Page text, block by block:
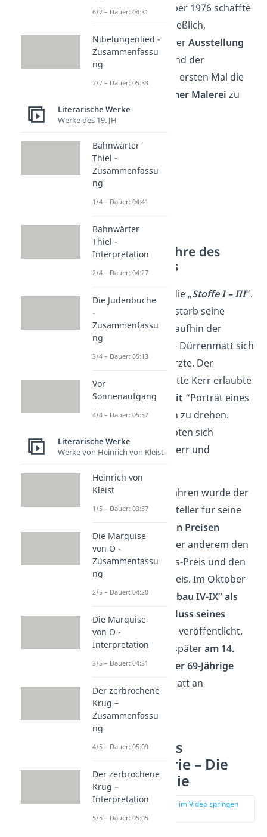
privat gehalten. Aber 1976 schaffte
es ein Freund schließlich,
Dürrenmatt zu einerAusstellung
zu überreden — und der
Öffentlichkeit zum ersten Mal die
Bewunderung seiner Malerei zu
erlauben.
Die letzten Jahre des
Schriftstellers
1981 erschienen die „Stoffe I – III“.
Zwei Jahre darauf starb seine
geliebte Frau, woraufhin der
schwer getroffene Dürrenmatt sich
in seine Arbeit stürzte. Der
Journalistin Charlotte Kerr erlaubte
er, dasFilmportrait “Porträt eines
Planeten” über ihn zu drehen.
Unerwartet verliebten sich
Dürrenmatt und Kerr und
In seinen letzten Jahren wurde der
Schweizer Schriftsteller für seine
mit weiteren Preisen
geehrt
, erhielt unter anderem den
Schiller-Gedächtnis-Preis und den
Georg-Büchner-Preis. Im Oktober
1990 wurde“Turmbau IV-IX” als
vorläufiger Abschluss seines
“Stoffe-Projektes”
veröffentlicht.
Nur zwei Monate späteram 14.
Dezember starb der 69-Jährige
Friedrich Dürrenmatt an
Herzversagen.
Dürrenmatts
Dramatheorie – Die
Tragikomödie
zur Stelle im Video springen
(01:57)
6/7 – Dauer: 04:31
Nibelungenlied -
Zusammenfassu
ng
7/7 – Dauer: 05:33
Literarische Werke
Werke des 19. JH
Bahnwärter
Thiel -
Zusammenfassu
ng
1/4 – Dauer: 04:41
Bahnwärter
Thiel -
Interpretation
2/4 – Dauer: 04:27
Die Judenbuche
-
Zusammenfassu
ng
3/4 – Dauer: 05:13
Vor
Sonnenaufgang
4/4 – Dauer: 05:57
Literarische Werke
Werke von Heinrich von Kleist
Heinrich von
Kleist
1/5 – Dauer: 03:57
Die Marquise
von O -
Zusammenfassu
ng
2/5 – Dauer: 04:20
Die Marquise
von O -
Interpretation
3/5 – Dauer: 04:31
Der zerbrochene
Krug –
Zusammenfassu
ng
4/5 – Dauer: 05:09
Der zerbrochene
Krug –
Interpretation
5/5 – Dauer: 05:05